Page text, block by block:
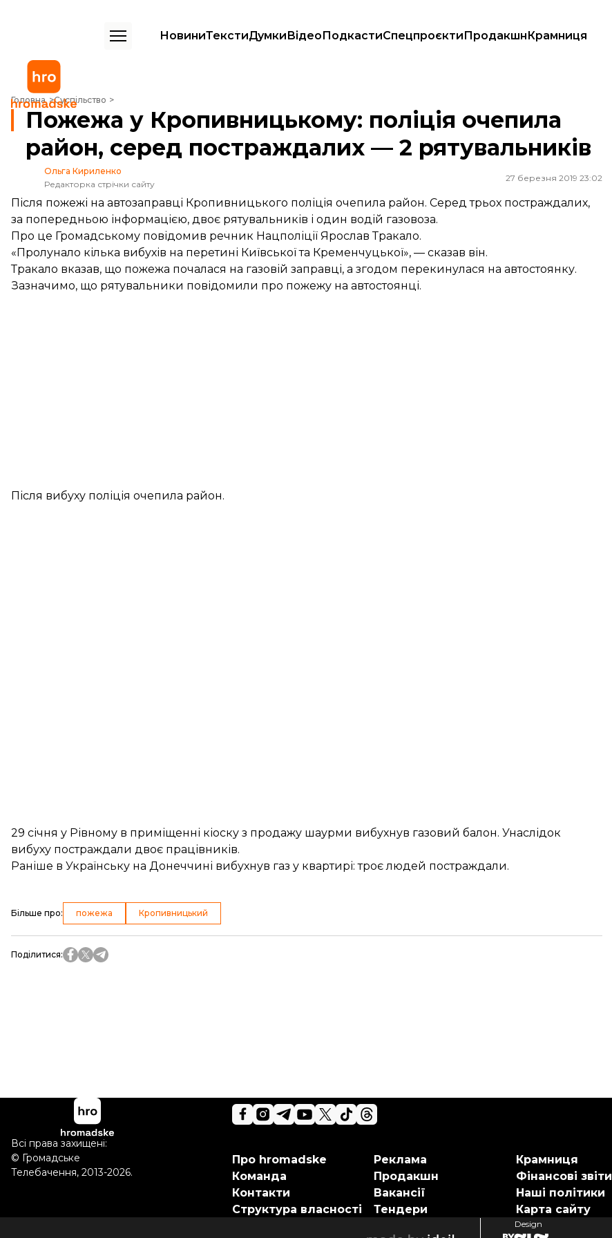
НовиниТекстиДумкиВідеоПодкастиСпецпроєктиПродакшнКрамниця
Головна Суспільство
Пожежа у Кропивницькому: поліція очепила район, серед постраждалих — 2 рятувальників
Пожежа у Кропивницькому: поліція очепила
район, серед постраждалих — 2 рятувальників
Ольга Кириленко
Редакторка стрічки сайту
27 березня 2019 23:02
Після пожежі на автозаправці Кропивницького поліція очепила район. Серед трьох постраждалих,
за попередньою інформацією, двоє рятувальників і один водій газовоза.
Про це Громадському повідомив речник Нацполіції Ярослав Тракало.
«Пролунало кілька вибухів на перетині Київської та Кременчуцької», — сказав він.
Тракало вказав, що пожежа почалася на газовій заправці, а згодом перекинулася на автостоянку.
Зазначимо, що рятувальники повідомили про пожежу на автостоянці.
Після вибуху поліція очепила район.
29 січня у Рівному в приміщенні кіоску з продажу шаурми вибухнув газовий балон. Унаслідок
вибуху постраждали двоє працівників.
Раніше в Українську на Донеччині вибухнув газ у квартирі: троє людей постраждали.
Більше про: пожежа Кропивницький
Поділитися:
Про hromadske
Команда
Контакти
Структура власності
Реклама
Продакшн
Вакансії
Тендери
Крамниця
Фінансові звіти
Наші політики
Карта сайту
Всі права захищені:
© Громадське
Телебачення, 2013-2026.
Design